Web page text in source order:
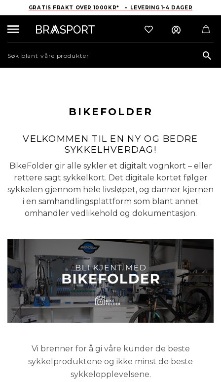
GRATIS FRAKT OVER 1000KR* • LEVERING 1-4 DAGER
BIKEFOLDER
VELKOMMEN TIL EN NY OG BEDRE
SYKKELHVERDAG!
BikeFolder gir alle sykler et digitalt vognkort – eller
rettere sagt sykkelkort. Det digitale kortet følger
sykkelen gjennom hele livsløpet, og danner kjernen
i en samhandlingsplattform som blant annet
omhandler vedlikehold og dokumentasjon.
Vi brenner for å gi våre kunder de beste
sykkelproduktene og ikke minst de beste
sykkelopplevelsene.